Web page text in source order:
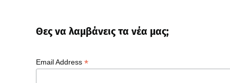
Θες να λαμβάνεις τα νέα μας;
Email Address *